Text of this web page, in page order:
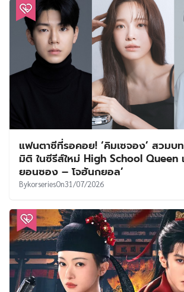
แฟนตาซีที่รอคอย! ‘คิมเซจอง’ สวมบ
มิติ ในซีรีส์ใหม่ High School Queen
ยอนซอง – โจฮันกยอล’
BykorseriesOn31/07/2026